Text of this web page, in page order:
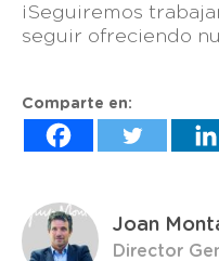
¡Seguiremos
seguir ofreciendo
Comparte en:
Joan
Director